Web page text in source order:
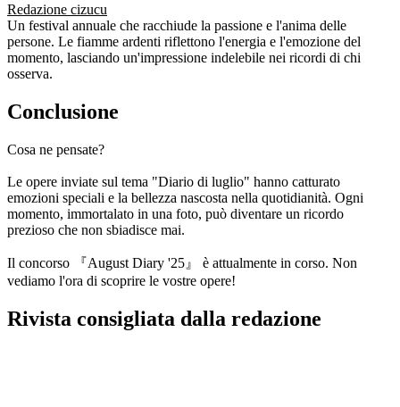
Redazione cizucu
Un festival annuale che racchiude la passione e l'anima delle
persone. Le fiamme ardenti riflettono l'energia e l'emozione del
momento, lasciando un'impressione indelebile nei ricordi di chi
osserva.
Conclusione
Cosa ne pensate?
Le opere inviate sul tema "Diario di luglio" hanno catturato
emozioni speciali e la bellezza nascosta nella quotidianità. Ogni
momento, immortalato in una foto, può diventare un ricordo
prezioso che non sbiadisce mai.
Il concorso 『August Diary '25』 è attualmente in corso. Non
vediamo l'ora di scoprire le vostre opere!
Rivista consigliata dalla redazione